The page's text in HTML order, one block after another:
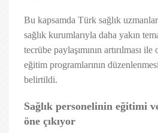
Bu kapsamda Türk sağlık
sağlık kurumlarıyla daha yakın
tecrübe paylaşımının artırılması
eğitim programlarının
belirtildi.
Sağlık personelinin eğitimi
öne çıkıyor